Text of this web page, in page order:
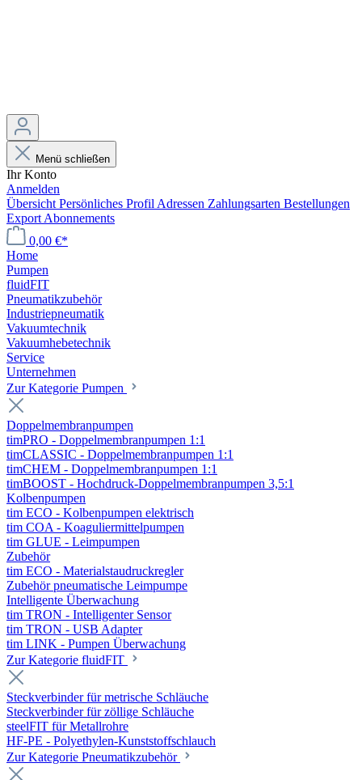
Menü schließen
Ihr Konto
Anmelden
Übersicht Persönliches Profil Adressen Zahlungsarten Bestellungen
Export Abonnements
0,00 €*
Home
Pumpen
fluidFIT
Pneumatikzubehör
Industriepneumatik
Vakuumtechnik
Vakuumhebetechnik
Service
Unternehmen
Zur Kategorie Pumpen
Doppelmembranpumpen
timPRO - Doppelmembranpumpen 1:1
timCLASSIC - Doppelmembranpumpen 1:1
timCHEM - Doppelmembranpumpen 1:1
timBOOST - Hochdruck-Doppelmembranpumpen 3,5:1
Kolbenpumpen
tim ECO - Kolbenpumpen elektrisch
tim COA - Koaguliermittelpumpen
tim GLUE - Leimpumpen
Zubehör
tim ECO - Materialstaudruckregler
Zubehör pneumatische Leimpumpe
Intelligente Überwachung
tim TRON - Intelligenter Sensor
tim TRON - USB Adapter
tim LINK - Pumpen Überwachung
Zur Kategorie fluidFIT
Steckverbinder für metrische Schläuche
Steckverbinder für zöllige Schläuche
steelFIT für Metallrohre
HF-PE - Polyethylen-Kunststoffschlauch
Zur Kategorie Pneumatikzubehör